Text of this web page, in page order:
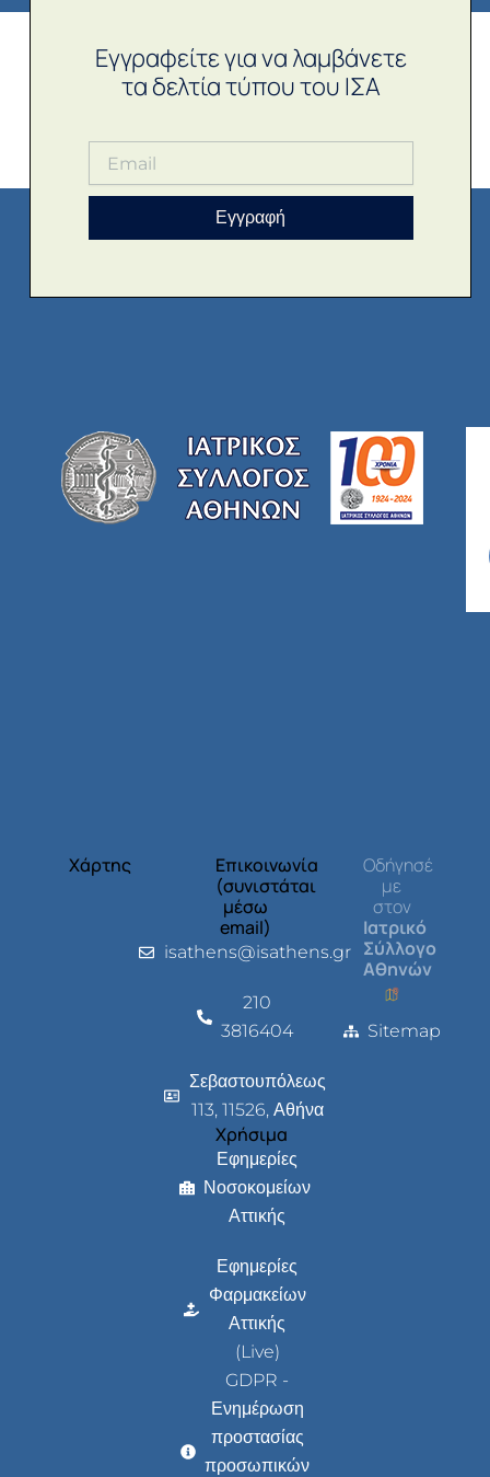
Εγγραφείτε για να λαμβάνετε
τα δελτία τύπου του ΙΣΑ
Εγγραφή
Χάρτης
Επικοινωνία
(συνιστάται
μέσω
email)
isathens@isathens.gr
210
3816404
Σεβαστουπόλεως
113, 11526, Αθήνα
Χρήσιμα
Εφημερίες
Νοσοκομείων
Αττικής
Εφημερίες
Φαρμακείων
Αττικής
(Live)
GDPR -
Ενημέρωση
προστασίας
προσωπικών
Οδήγησέ
με
στον
Ιατρικό
Σύλλογο
Αθηνών
Sitemap